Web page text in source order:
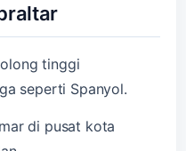
tinggi
seperti Spanyol.
di pusat kota